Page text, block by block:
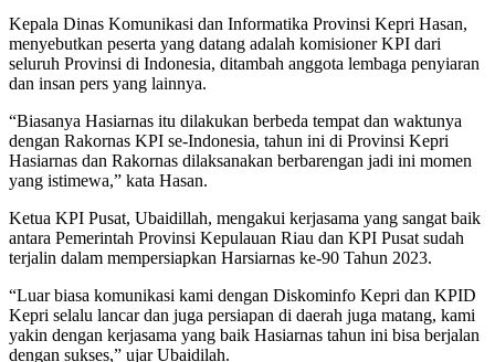
Kepala Dinas Komunikasi dan Informatika Provinsi Kepri Hasan,
menyebutkan peserta yang datang adalah komisioner KPI dari
seluruh Provinsi di Indonesia, ditambah anggota lembaga penyiaran
dan insan pers yang lainnya.
“Biasanya Hasiarnas itu dilakukan berbeda tempat dan waktunya
dengan Rakornas KPI se-Indonesia, tahun ini di Provinsi Kepri
Hasiarnas dan Rakornas dilaksanakan berbarengan jadi ini momen
yang istimewa,” kata Hasan.
Ketua KPI Pusat, Ubaidillah, mengakui kerjasama yang sangat baik
antara Pemerintah Provinsi Kepulauan Riau dan KPI Pusat sudah
terjalin dalam mempersiapkan Harsiarnas ke-90 Tahun 2023.
“Luar biasa komunikasi kami dengan Diskominfo Kepri dan KPID
Kepri selalu lancar dan juga persiapan di daerah juga matang, kami
yakin dengan kerjasama yang baik Hasiarnas tahun ini bisa berjalan
dengan sukses,” ujar Ubaidilah.